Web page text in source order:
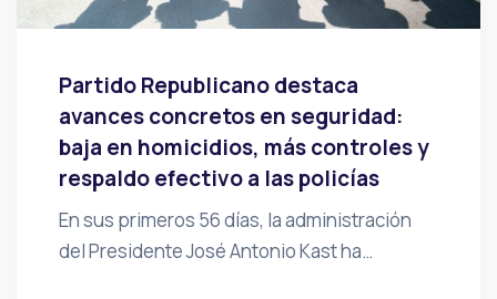
Partido Republicano destaca
avances concretos en seguridad:
baja en homicidios, más controles y
respaldo efectivo a las policías
En sus primeros 56 días, la administración
del Presidente José Antonio Kast ha…